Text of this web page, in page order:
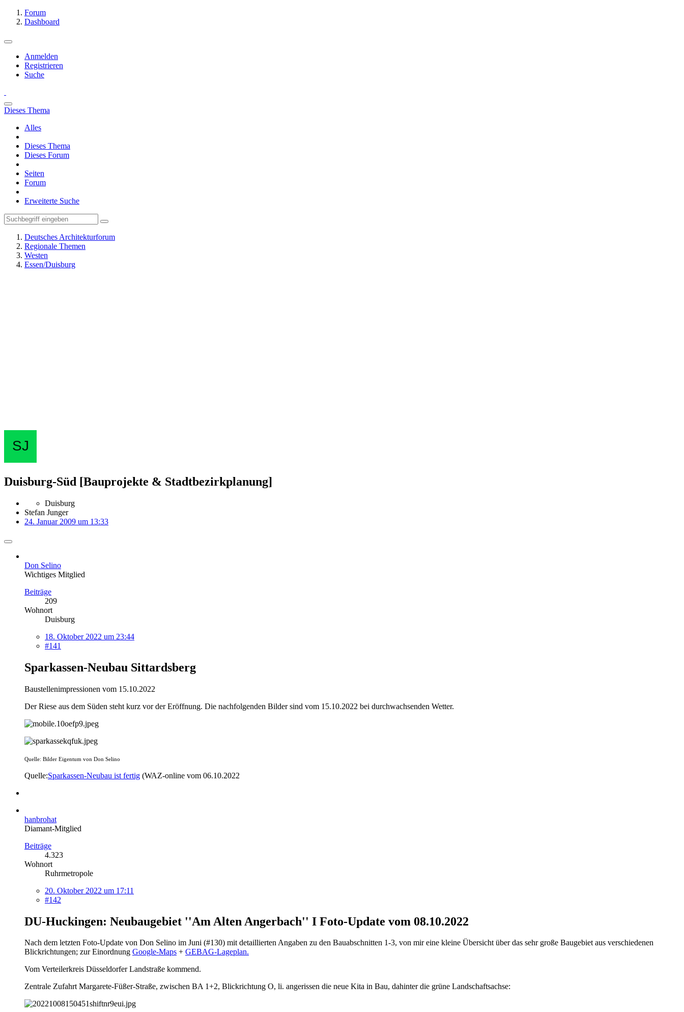
Forum
Dashboard
Anmelden
Registrieren
Suche
Dieses Thema
Alles
Dieses Thema
Dieses Forum
Seiten
Forum
Erweiterte Suche
Deutsches Architekturforum
Regionale Themen
Westen
Essen/Duisburg
Duisburg-Süd [Bauprojekte & Stadtbezirkplanung]
Duisburg
Stefan Junger
24. Januar 2009 um 13:33
Don Selino
Wichtiges Mitglied
Beiträge
209
Wohnort
Duisburg
18. Oktober 2022 um 23:44
#141
Sparkassen-Neubau Sittardsberg
Baustellenimpressionen vom 15.10.2022
Der Riese aus dem Süden steht kurz vor der Eröffnung. Die nachfolgenden Bilder sind vom 15.10.2022 bei durchwachsenden Wetter.
Quelle: Bilder Eigentum von Don Selino
Quelle:Sparkassen-Neubau ist fertig (WAZ-online vom 06.10.2022
hanbrohat
Diamant-Mitglied
Beiträge
4.323
Wohnort
Ruhrmetropole
20. Oktober 2022 um 17:11
#142
DU-Huckingen: Neubaugebiet ''Am Alten Angerbach'' I Foto-Update vom 08.10.2022
Nach dem letzten Foto-Update von Don Selino im Juni (#130) mit detaillierten Angaben zu den Bauabschnitten 1-3, von mir eine kleine Übersicht über das sehr große Baugebiet aus verschiedenen
Blickrichtungen; zur Einordnung Google-Maps + GEBAG-Lageplan.
Vom Verteilerkreis Düsseldorfer Landstraße kommend.
Zentrale Zufahrt Margarete-Füßer-Straße, zwischen BA 1+2, Blickrichtung O, li. angerissen die neue Kita in Bau, dahinter die grüne Landschaftsachse: